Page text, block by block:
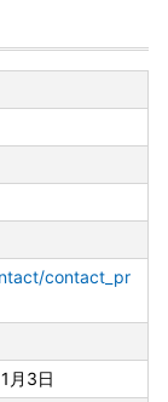
contact_pr
月3日